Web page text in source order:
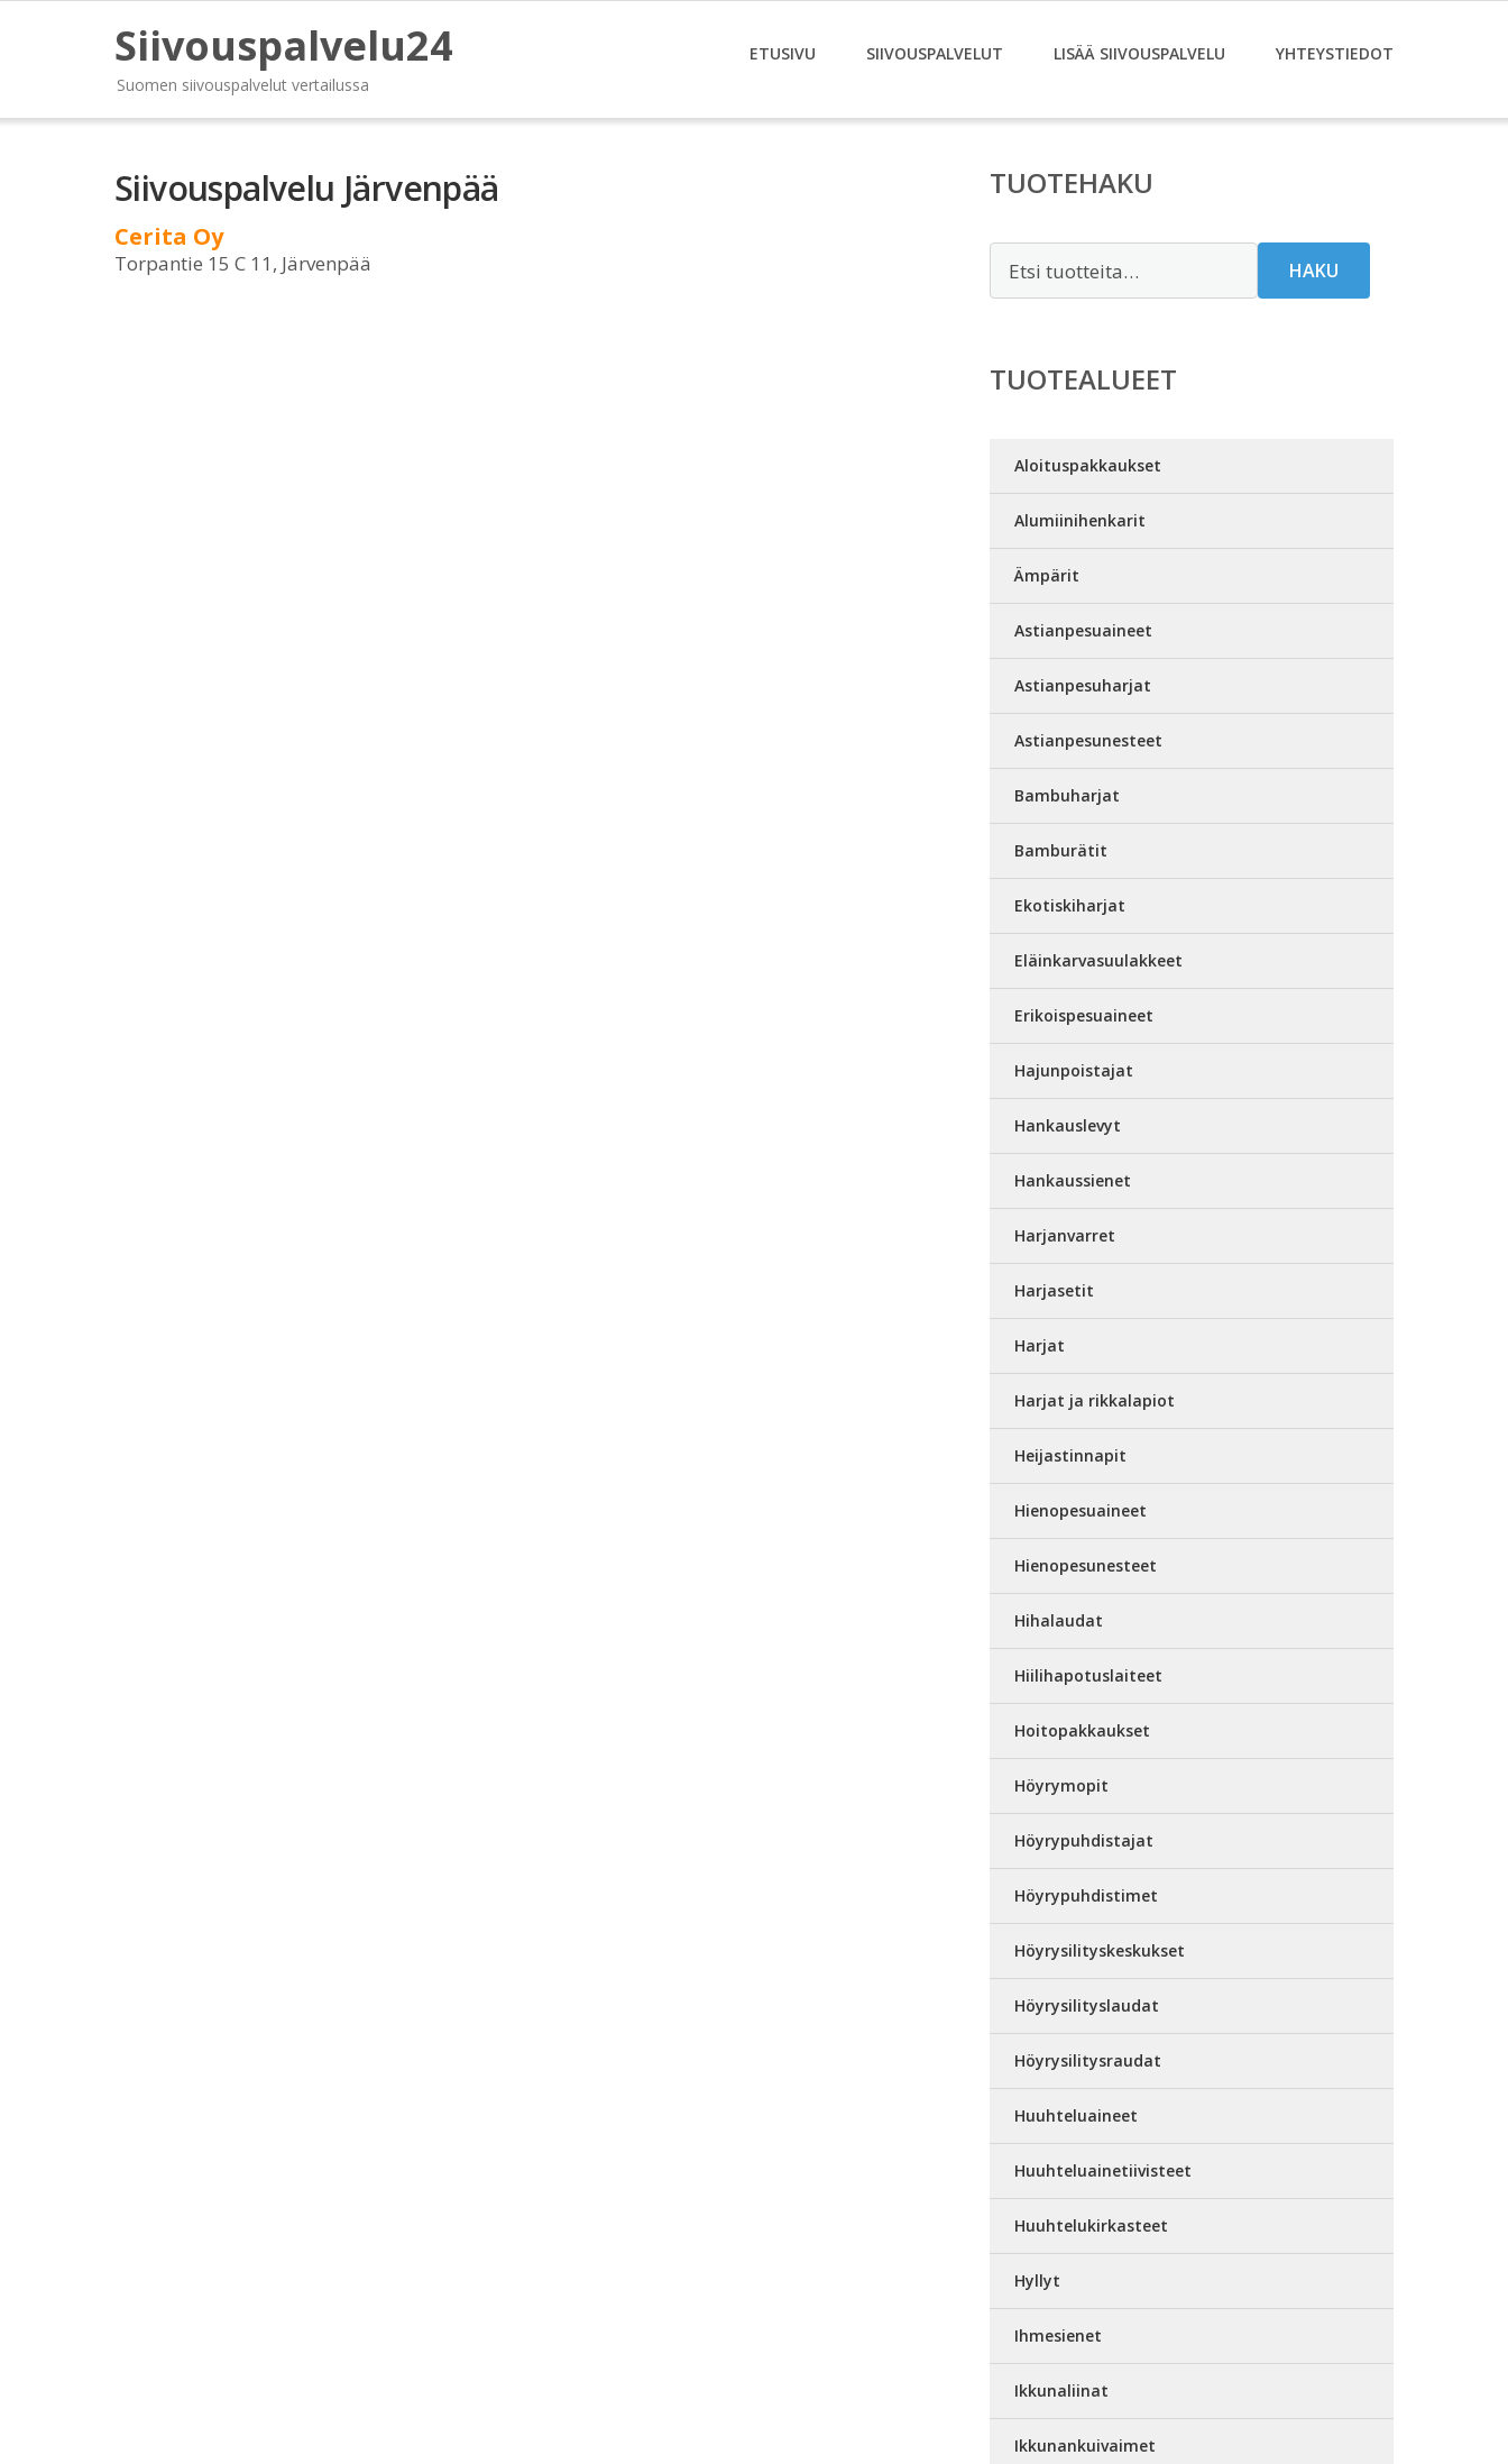
Siivouspalvelu24
Suomen siivouspalvelut vertailussa
ETUSIVU SIIVOUSPALVELUT LISÄÄ SIIVOUSPALVELU YHTEYSTIEDOT
Siivouspalvelu Järvenpää
Cerita Oy
Torpantie 15 C 11, Järvenpää
TUOTEHAKU
HAKU
TUOTEALUEET
Aloituspakkaukset
Alumiinihenkarit
Ämpärit
Astianpesuaineet
Astianpesuharjat
Astianpesunesteet
Bambuharjat
Bamburätit
Ekotiskiharjat
Eläinkarvasuulakkeet
Erikoispesuaineet
Hajunpoistajat
Hankauslevyt
Hankaussienet
Harjanvarret
Harjasetit
Harjat
Harjat ja rikkalapiot
Heijastinnapit
Hienopesuaineet
Hienopesunesteet
Hihalaudat
Hiilihapotuslaiteet
Hoitopakkaukset
Höyrymopit
Höyrypuhdistajat
Höyrypuhdistimet
Höyrysilityskeskukset
Höyrysilityslaudat
Höyrysilitysraudat
Huuhteluaineet
Huuhteluainetiivisteet
Huuhtelukirkasteet
Hyllyt
Ihmesienet
Ikkunaliinat
Ikkunankuivaimet